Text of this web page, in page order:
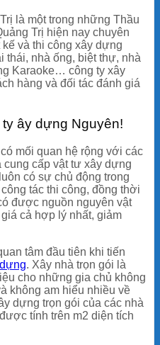
là một trong những Thầu
Trị hiện nay chuyên
và thi công xây dựng
thái, nhà ống, biệt thự, nhà
Karaoke… công ty xây
hàng và đối tác đánh giá
ây dựng Nguyên!
có mối quan hệ rộng với các
cấp vật tư xây dựng
có sự chủ động trong
tác thi công, đồng thời
được nguồn nguyên vật
cả hợp lý nhất, giảm
tâm đầu tiên khi tiến
. Xây nhà trọn gói là
cho những gia chủ không
không am hiểu nhiều về
dựng trọn gói của các nhà
tính trên m2 diện tích